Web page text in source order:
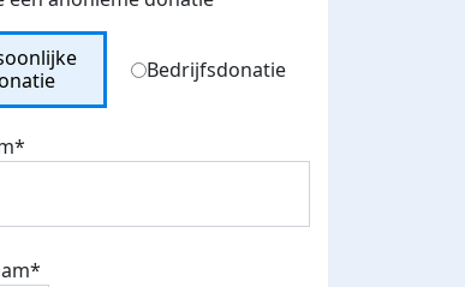
Type Bedrijfsdonatie